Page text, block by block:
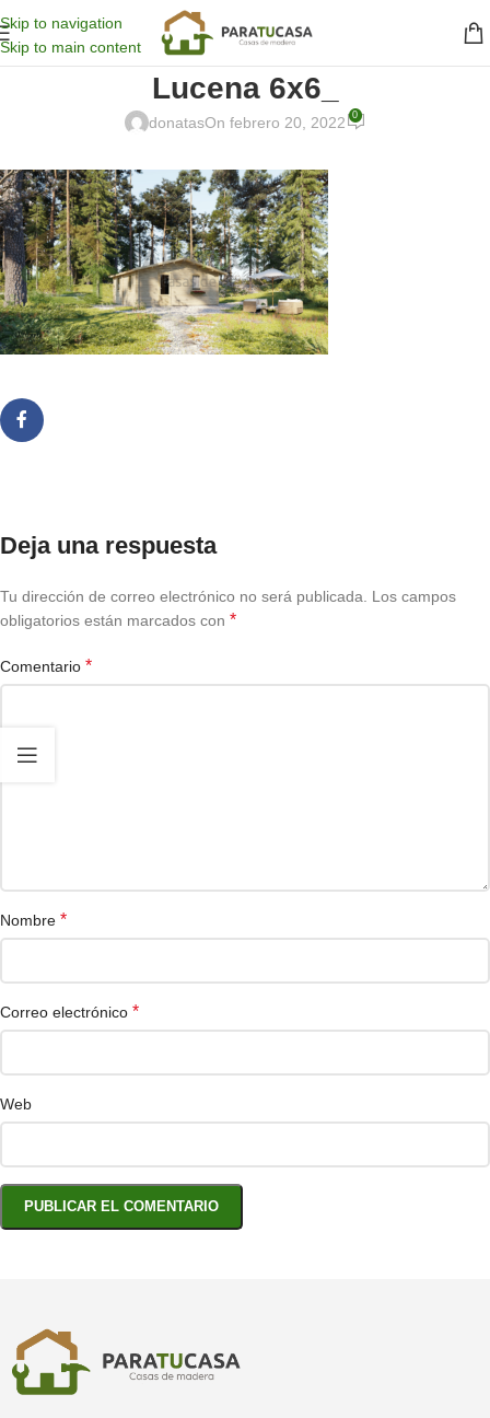
Skip to navigation
Skip to main content
Lucena 6x6_
donatasOn febrero 20, 2022 0
Deja una respuesta
Tu dirección de correo electrónico no será publicada.
Los campos
obligatorios están marcados con *
Comentario *
Nombre *
Correo electrónico *
Web